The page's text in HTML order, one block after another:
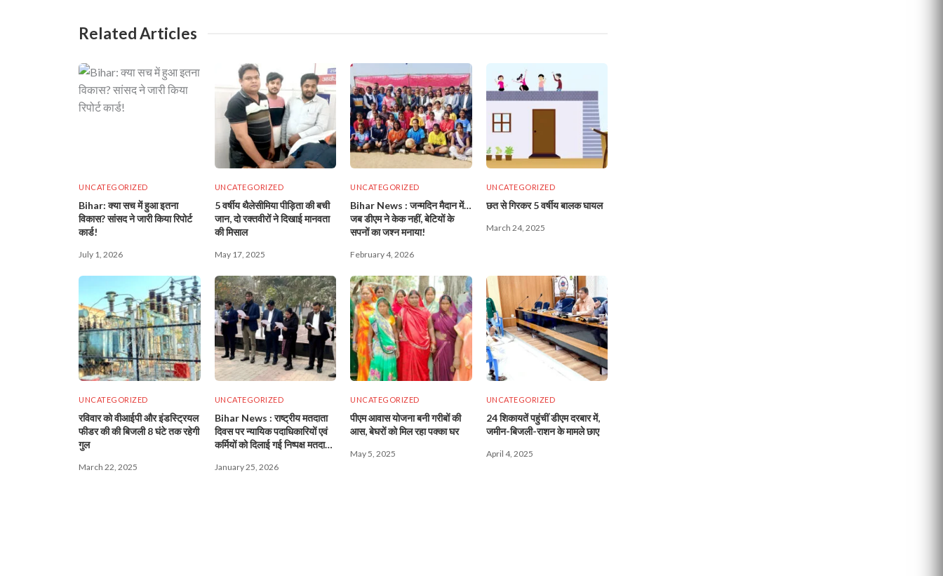
Related Articles
UNCATEGORIZED
Bihar: क्या सच में हुआ इतना
विकास? सांसद ने जारी किया रिपोर्ट
कार्ड!
July 1, 2026
UNCATEGORIZED
5 वर्षीय थैलेसीमिया पीड़िता की बची
जान, दो रक्तवीरों ने दिखाई मानवता
की मिसाल
May 17, 2025
UNCATEGORIZED
Bihar News : जन्मदिन मैदान में…
जब डीएम ने केक नहीं, बेटियों के
सपनों का जश्न मनाया!
February 4, 2026
UNCATEGORIZED
छत से गिरकर 5 वर्षीय बालक घायल
March 24, 2025
UNCATEGORIZED
रविवार को वीआईपी और इंडस्ट्रियल
फीडर की की बिजली 8 घंटे तक रहेगी
गुल
March 22, 2025
UNCATEGORIZED
Bihar News : राष्ट्रीय मतदाता
दिवस पर न्यायिक पदाधिकारियों एवं
कर्मियों को दिलाई गई निष्पक्ष मतदान
January 25, 2026
UNCATEGORIZED
पीएम आवास योजना बनी गरीबों की
आस, बेघरों को मिल रहा पक्का घर
May 5, 2025
UNCATEGORIZED
24 शिकायतें पहुंचीं डीएम दरबार में,
जमीन-बिजली-राशन के मामले छाए
April 4, 2025